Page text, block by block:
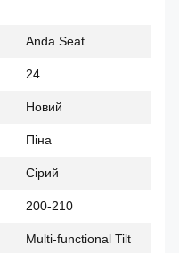
Anda Seat
24
Новий
Піна
Сірий
200-210
Multi-functional Tilt